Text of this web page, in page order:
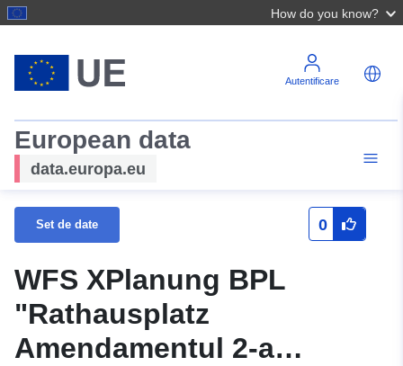
How do you know?
Autentificare
European data
data.europa.eu
Set de date 0
WFS XPlanung BPL
"Rathausplatz
Amendamentul 2-a